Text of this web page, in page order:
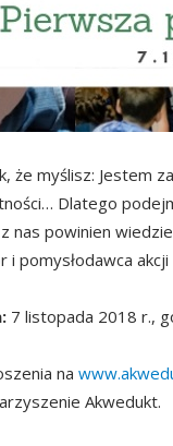
że myślisz: Jestem
Dlatego
nas powinien
pomysłodawca akcji
7 listopada 2018 r.,
na
Akwedukt.